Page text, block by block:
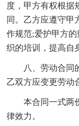
度，甲方有权根据
同。乙方应遵守甲
作规范;爱护甲方
织的培训，提高自
八、劳动合同
乙双方应变更劳动
本合同一式两
律效力。